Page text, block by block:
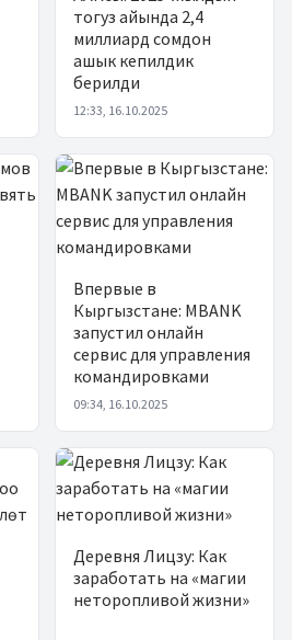
тогуз айында 2,4
миллиард сомдон
ашык кепилдик
берилди
12:33, 16.10.2025
Впервые в
Кыргызстане: MBANK
запустил онлайн
сервис для управления
командировками
09:34, 16.10.2025
Деревня Лицзу: Как
заработать на «магии
неторопливой жизни»